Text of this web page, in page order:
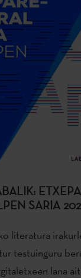
SARIA
literatura
testuinguru
lana